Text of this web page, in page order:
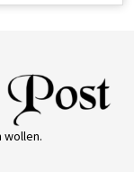
wollen.